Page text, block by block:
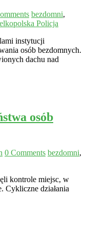
bezdomni,
Policja
instytucji
osób bezdomnych.
dachu nad
osób
0 Comments bezdomni,
kontrole miejsc, w
Cykliczne działania